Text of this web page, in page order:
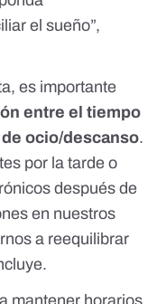
el sueño”,
es importante
entre el tiempo
ocio/descanso.
por la tarde o
después de
en nuestros
a reequilibrar